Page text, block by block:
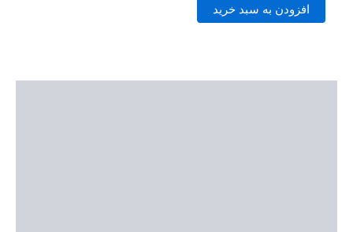
افزودن به سبد خرید